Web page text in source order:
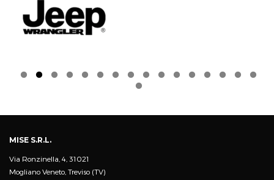
MISE S.R.L.
Via Ronzinella, 4, 31021
Mogliano Veneto, Treviso (TV)